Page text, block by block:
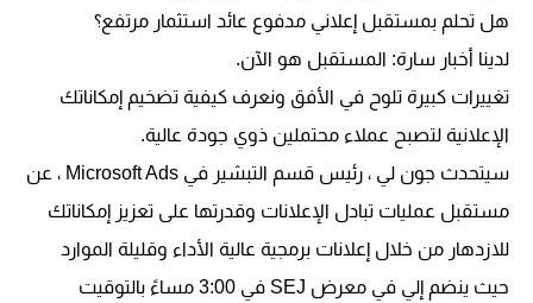
هل تحلم بمستقبل إعلاني مدفوع عائد استثمار مرتفع؟
لدينا أخبار سارة: المستقبل هو الآن.
تغييرات كبيرة تلوح في الأفق ونعرف كيفية تضخيم إمكاناتك
الإعلانية لتصبح عملاء محتملين ذوي جودة عالية.
سيتحدث جون لي ، رئيس قسم التبشير في Microsoft Ads ، عن
مستقبل عمليات تبادل الإعلانات وقدرتها على تعزيز إمكاناتك
للازدهار من خلال إعلانات برمجية عالية الأداء وقليلة الموارد
حيث ينضم إلي في معرض SEJ في
3:00 مساءً بالتوقيت